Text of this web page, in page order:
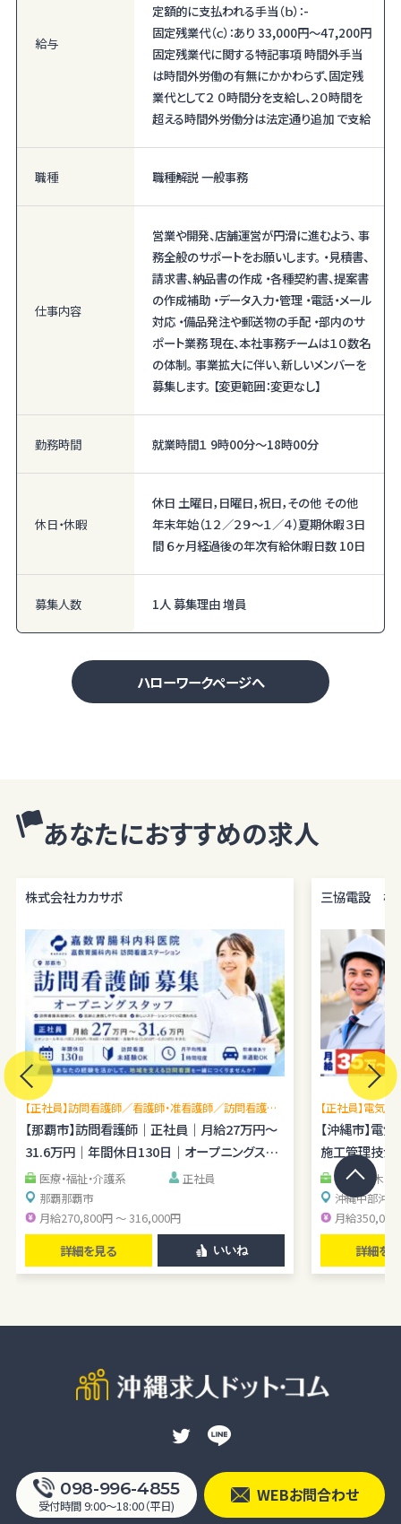
給与
定額的に支払われる手当（ｂ）：-
固定残業代（ｃ）：あり 33,000円〜47,200円
固定残業代に関する特記事項 時間外手当
は時間外労働の有無にかかわらず、固定残
業代として２ ０時間分を支給し、２０時間を
超える時間外労働分は法定通り追加 で支給
職種 職種解説 一般事務
仕事内容
営業や開発、店舗運営が円滑に進むよう、 事
務全般のサポートをお願いします。 ・見積書、
請求書、納品書の作成 ・各種契約書、提案書
の作成補助 ・データ入力・管理 ・電話・メール
対応 ・備品発注や郵送物の手配 ・部内のサ
ポート業務 現在、本社事務チームは１０数名
の体制。 事業拡大に伴い、新しいメンバーを
募集します。 【変更範囲：変更なし】
勤務時間 就業時間１ 9時00分〜18時00分
休日・休暇
休日 土曜日，日曜日，祝日，その他 その他
年末年始（１２／２９～１／４）夏期休暇３日
間 ６ヶ月経過後の年次有給休暇日数 10日
募集人数 1人 募集理由 増員
ハローワークページへ
あなたにおすすめの求人
株式会社カカサポ
【正社員】訪問看護師／看護師・准看護師／訪問看護未
経験OK／月平均残業1時間程度／駐車場あり
【那覇市】訪問看護師｜正社員｜月給27万円～
31.6万円｜年間休日130日｜オープニングスタ
ッフ医療・福祉・介護系
正社員
那覇那覇市
月給270,800円 ～ 316,000円
詳細を見る いいね
三協電設 株
【正社員】電気
理経験を広げら
【沖縄市】電
施工管理技
建築・土木・
沖縄中部沖
月給
詳細を
098-996-4855
受付時間 9:00〜18:00（平日)
WEBお問合わせ